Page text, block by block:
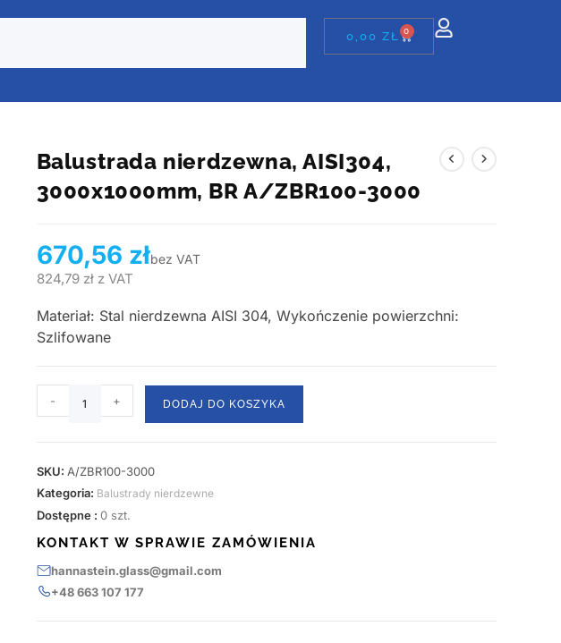
0,00ZŁ 0
Balustrada nierdzewna, AISI304,
3000x1000mm, BR A/ZBR100-3000
670,56 złbez VAT
824,79 złz VAT
Materiał: Stal nierdzewna AISI 304, Wykończenie powierzchni:
Szlifowane
- + DODAJ DO KOSZYKA
SKU: A/ZBR100-3000
Kategoria: Balustrady nierdzewne
Dostępne : 0 szt.
KONTAKT W SPRAWIE ZAMÓWIENIA
hannastein.glass@gmail.com
+48 663 107 177